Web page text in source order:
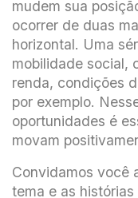
mudem sua
ocorrer de duas
horizontal. Uma
mobilidade social,
renda, condições
por exemplo.
oportunidades é
movam
Convidamos você
tema e as